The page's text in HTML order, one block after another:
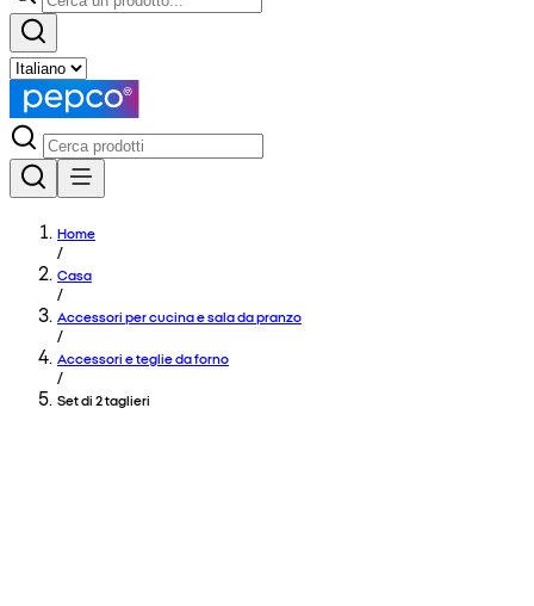
Home
/
Casa
/
Accessori per cucina e sala da pranzo
/
Accessori e teglie da forno
/
Set di 2 taglieri